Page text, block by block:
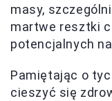
masy,
martwe resztki
potencjalnych
Pamiętając o
cieszyć się